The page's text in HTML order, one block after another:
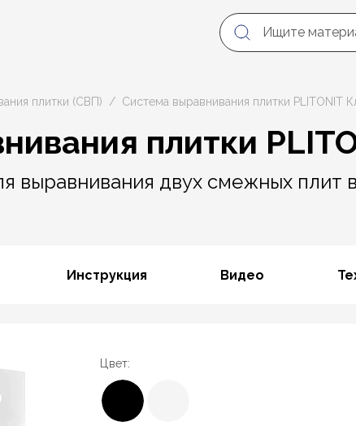
плитки (СВП) Система выравнивания плитки PLITONIT
плитки
выравнивания двух смежных плит
Инструкция Видео
Цвет: